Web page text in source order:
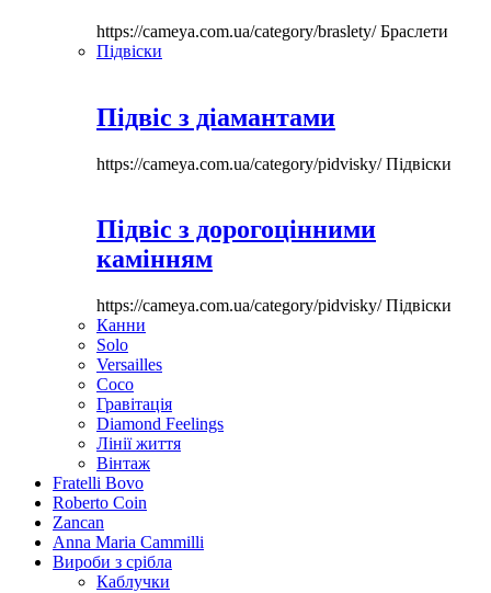
https://cameya.com.ua/category/braslety/Браслети
Підвіски
Підвіс з діамантами
https://cameya.com.ua/category/pidvisky/Підвіски
Підвіс з дорогоцінними
камінням
https://cameya.com.ua/category/pidvisky/Підвіски
Канни
Solo
Versailles
Coco
Гравітація
Diamond Feelings
Лінії життя
Вінтаж
Fratelli Bovo
Roberto Coin
Zancan
Anna Maria Cammilli
Вироби з срібла
Каблучки